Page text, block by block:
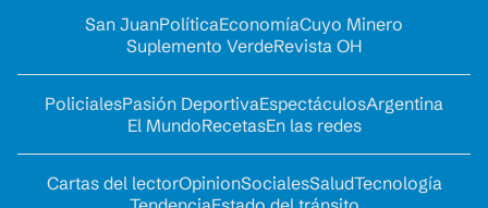
San JuanPolíticaEconomíaCuyo Minero
Suplemento VerdeRevista OH
PolicialesPasión DeportivaEspectáculosArgentina
El MundoRecetasEn las redes
Cartas del lectorOpinionSocialesSaludTecnología